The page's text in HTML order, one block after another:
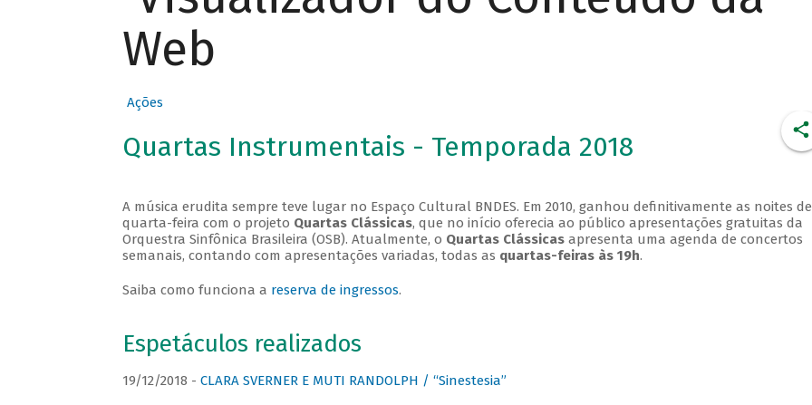
Web
Ações
Quartas Instrumentais - Temporada 2018
A música erudita sempre teve lugar no Espaço Cultural BNDES. Em 2010, ganhou definitivamente as noites de
quarta-feira com o projeto Quartas Clássicas, que no início oferecia ao público apresentações gratuitas da
Orquestra Sinfônica Brasileira (OSB). Atualmente, o Quartas Clássicasapresenta uma agenda de concertos
semanais, contando com apresentações variadas, todas as quartas-feiras às 19h.
Saiba como funciona a reserva de ingressos.
Espetáculos realizados
19/12/2018 - CLARA SVERNER E MUTI RANDOLPH / “Sinestesia”